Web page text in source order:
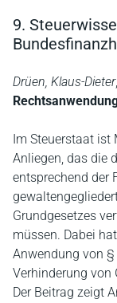
9.
Drüen, Klaus-Dieter,
Im Steuerstaat
Anliegen, das die
entsprechend der
Grundgesetzes
müssen. Dabei
Anwendung von
Verhinderung von
Der Beitrag zeigt